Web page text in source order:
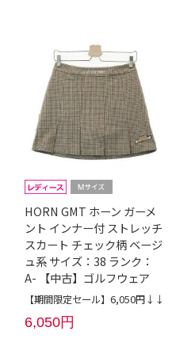
HORN GMT ホーン ガーメ
ント インナー付 ストレッチ
スカート チェック柄 ベージ
ュ系 サイズ：38 ランク：
A- 【中古】ゴルフウェア
【期間限定セール】6,050円↓↓
6,050円